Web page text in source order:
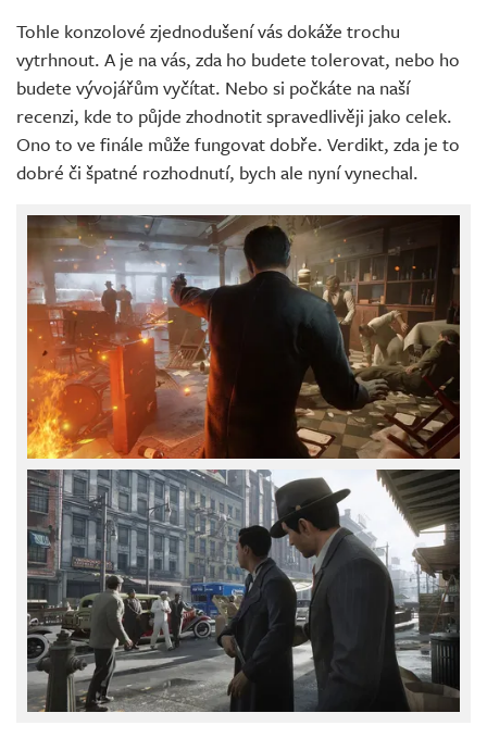
Tohle konzolové zjednodušení vás dokáže trochu
vytrhnout. A je na vás, zda ho budete tolerovat, nebo ho
budete vývojářům vyčítat. Nebo si počkáte na naší
recenzi, kde to půjde zhodnotit spravedlivěji jako celek.
Ono to ve finále může fungovat dobře. Verdikt, zda je to
dobré či špatné rozhodnutí, bych ale nyní vynechal.